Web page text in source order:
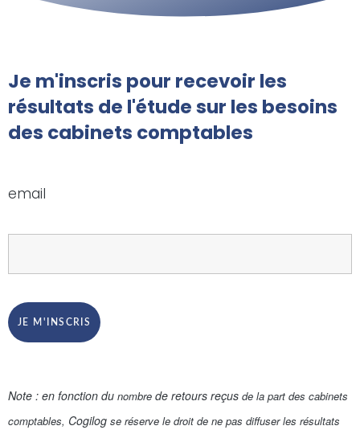
Je m'inscris pour recevoir les
résultats de l'étude sur les besoins
des cabinets comptables
email
Note : en fonction du nombre de retours reçus de la part des cabinets
comptables, Cogilog se réserve le droit de ne pas diffuser les résultats